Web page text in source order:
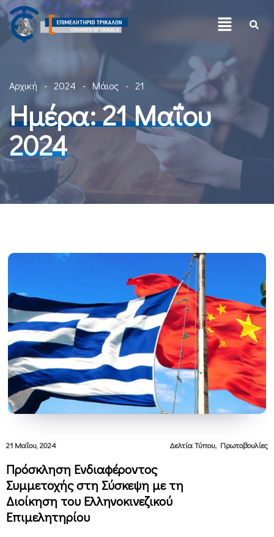
Αρχική 2024 Μάιος 21
Ημέρα:21 Μαΐου
2024
21 Μαΐου, 2024 Δελτία Τύπου, Πρωτοβουλίες
Πρόσκληση Ενδιαφέροντος
Συμμετοχής στη Σύσκεψη με τη
Διοίκηση του Ελληνοκινεζικού
Επιμελητηρίου